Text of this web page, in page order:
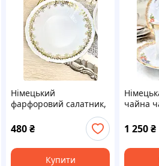
Німецький
фарфоровий салатник,
велика страва, тарілка,
порцеляна, Winterling
Porzellan A.G,
Німеччина, 24см
480₴
Купити
чайна
1 250₴